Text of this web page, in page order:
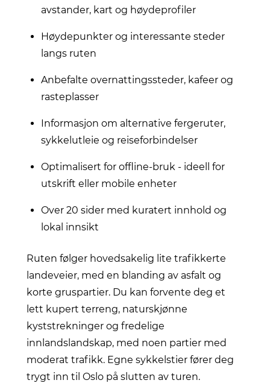
avstander, kart og høydeprofiler
Høydepunkter og interessante steder
langs ruten
Anbefalte overnattingssteder, kafeer og
rasteplasser
Informasjon om alternative fergeruter,
sykkelutleie og reiseforbindelser
Optimalisert for offline-bruk - ideell for
utskrift eller mobile enheter
Over 20 sider med kuratert innhold og
lokal innsikt
Ruten følger hovedsakelig lite trafikkerte
landeveier, med en blanding av asfalt og
korte gruspartier. Du kan forvente deg et
lett kupert terreng, naturskjønne
kyststrekninger og fredelige
innlandslandskap, med noen partier med
moderat trafikk. Egne sykkelstier fører deg
trygt inn til Oslo på slutten av turen.